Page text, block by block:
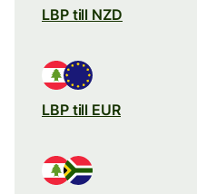
LBP till NZD
LBP till EUR